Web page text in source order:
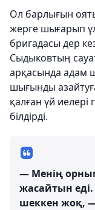
Ол барлығын
жерге шығарып
бригадасы дер
Сыдыковтың
арқасында адам
шығынды
қалған үй
білдірді.
— Менің
жасайтын
шеккен жоқ,